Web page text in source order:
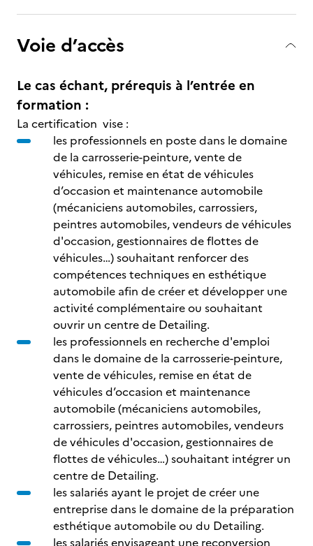
Voie d’accès
Le cas échant, prérequis à l’entrée en
formation :
La certification vise :
les professionnels en poste dans le domaine
de la carrosserie-peinture, vente de
véhicules, remise en état de véhicules
d’occasion et maintenance automobile
(mécaniciens automobiles, carrossiers,
peintres automobiles, vendeurs de véhicules
d'occasion, gestionnaires de flottes de
véhicules…) souhaitant renforcer des
compétences techniques en esthétique
automobile afin de créer et développer une
activité complémentaire ou souhaitant
ouvrir un centre de Detailing.
les professionnels en recherche d'emploi
dans le domaine de la carrosserie-peinture,
vente de véhicules, remise en état de
véhicules d’occasion et maintenance
automobile (mécaniciens automobiles,
carrossiers, peintres automobiles, vendeurs
de véhicules d'occasion, gestionnaires de
flottes de véhicules…) souhaitant intégrer un
centre de Detailing.
les salariés ayant le projet de créer une
entreprise dans le domaine de la préparation
esthétique automobile ou du Detailing.
les salariés envisageant une reconversion